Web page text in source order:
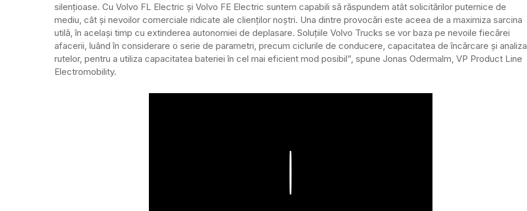
silențioase. Cu Volvo FL Electric și Volvo FE Electric suntem capabili să răspundem atât solicitărilor puternice de
mediu, cât și nevoilor comerciale ridicate ale clienților noștri. Una dintre provocări este aceea de a maximiza sarcina
utilă, în același timp cu extinderea autonomiei de deplasare. Soluțiile Volvo Trucks se vor baza pe nevoile fiecărei
afacerii, luând în considerare o serie de parametri, precum ciclurile de conducere, capacitatea de încărcare și analiza
rutelor, pentru a utiliza capacitatea bateriei în cel mai eficient mod posibil”, spune Jonas Odermalm, VP Product Line
Electromobility.